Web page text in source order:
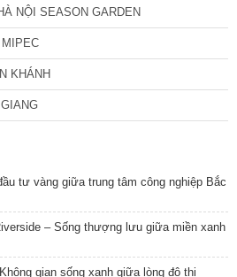
NỘI SEASON GARDEN
KHÁNH
tư vàng giữa trung tâm công nghiệp Bắc
– Sống thượng lưu giữa miền xanh
gian sống xanh giữa lòng đô thị